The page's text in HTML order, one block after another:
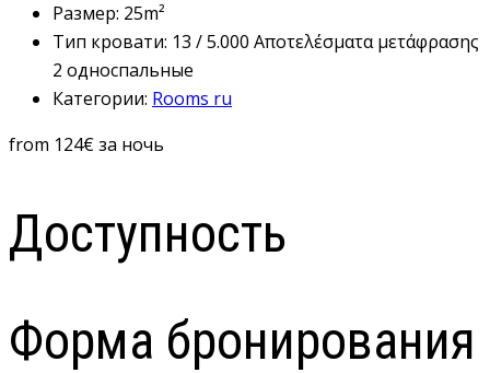
Размер: 25m²
Тип кровати: 13 / 5.000 Αποτελέσματα μετάφρασης
2 односпальные
Категории: Rooms ru
from 124€за ночь
Доступность
Форма бронирования